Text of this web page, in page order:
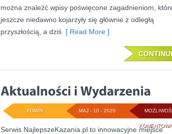
można znaleźć wpisy poświęcone zagadnieniom,
jeszcze niedawno kojarzyły się głównie z odległą
przyszłością, a dziś [ Read More ]
MAJ - 10 - 2026
ADMIN
Serwis NajlepszeKazania.pl to innowacyjne miejsce